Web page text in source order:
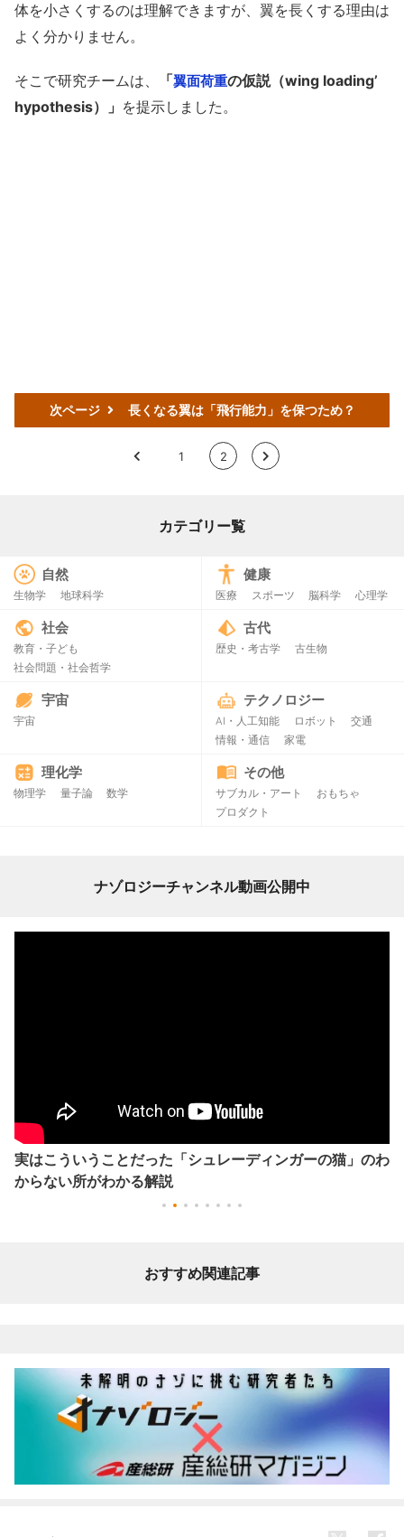
体を小さくするのは理解できますが、翼を長くする理由は
よく分かりません。
そこで研究チームは、 「翼面荷重の仮説（wing loading’
hypothesis）」 を提示しました。
次ページ 長くなる翼は「飛行能力」を保つため？
< 1 2 >
カテゴリー覧
自然
生物学 地球科学
健康
医療 スポーツ 脳科学 心理学
社会
教育・子ども
社会問題・社会哲学
古代
歴史・考古学 古生物
宇宙
宇宙
テクノロジー
AI・人工知能 ロボット
交通
情報・通信
家電
理化学
物理学 量子論 数学
その他
サブカル・アート
おもちゃ
プロダクト
ナゾロジーチャンネル動画公開中
実はこういうことだった「シュレーディンガーの猫」のわ
からない所がわかる解説
おすすめ関連記事